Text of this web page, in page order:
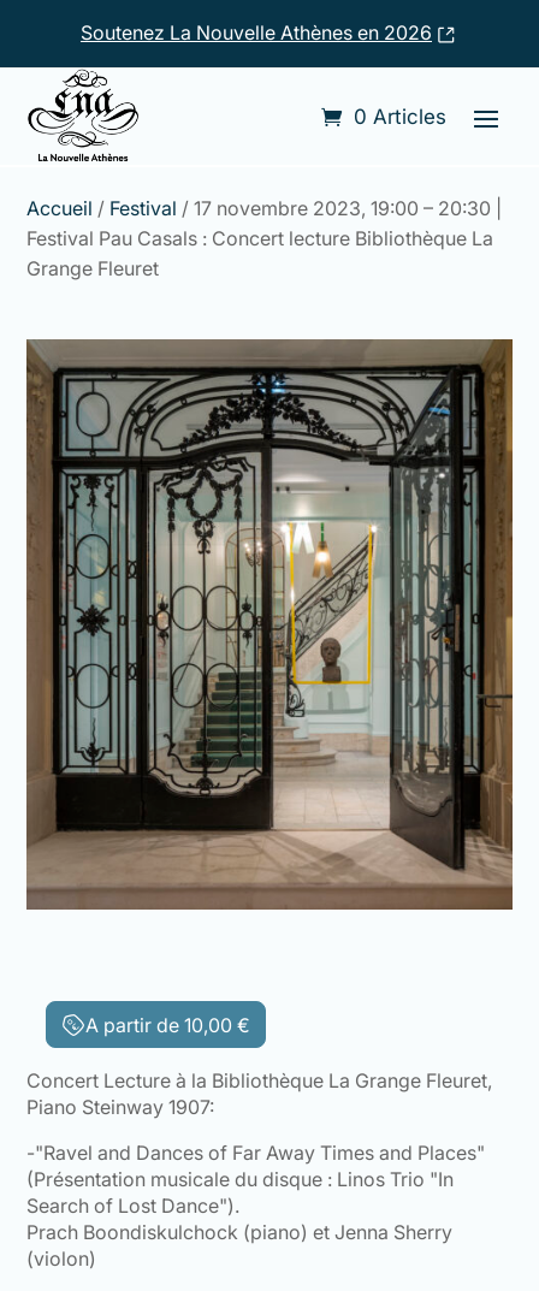
Soutenez La Nouvelle Athènes en 2026
0 Articles
Accueil / Festival / 17 novembre 2023, 19:00 – 20:30 |
Festival Pau Casals : Concert lecture Bibliothèque La
Grange Fleuret
A partir de10,00€
Concert Lecture à la Bibliothèque La Grange Fleuret,
Piano Steinway 1907:
-"Ravel and Dances of Far Away Times and Places"
(Présentation musicale du disque : Linos Trio "In
Search of Lost Dance").
Prach Boondiskulchock (piano) et Jenna Sherry
(violon)